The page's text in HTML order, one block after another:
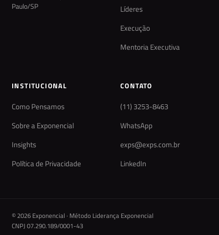
Paulo/SP
Líderes
Execução
Mentoria Executiva
INSTITUCIONAL
Como Pensamos
Sobre a Exponencial
Insights
Política de Privacidade
CONTATO
(11) 3253-8463
WhatsApp
exps@exps.com.br
LinkedIn
© 2026 Exponencial · Método Liderança Exponencial
CNPJ 07.290.189/0001-43